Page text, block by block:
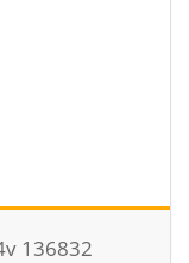
136832